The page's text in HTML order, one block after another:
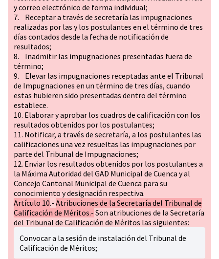
y correo electrónico de forma individual;
7. Receptar a través de secretaría las impugnaciones
realizadas por las y los postulantes en el término de tres
días contados desde la fecha de notificación de
resultados;
8. Inadmitir las impugnaciones presentadas fuera de
término;
9. Elevar las impugnaciones receptadas ante el Tribunal
de Impugnaciones en un término de tres días, cuando
estas hubieren sido presentadas dentro del término
establece.
10. Elaborar y aprobar los cuadros de calificación con los
resultados obtenidos por los postulantes;
11. Notificar, a través de secretaría, a los postulantes las
calificaciones una vez resueltas las impugnaciones por
parte del Tribunal de Impugnaciones;
12. Enviar los resultados obtenidos por los postulantes a
la Máxima Autoridad del GAD Municipal de Cuenca y al
Concejo Cantonal Municipal de Cuenca para su
conocimiento y designación respectiva.
Artículo 10.- Atribuciones de la Secretaría del Tribunal de
Calificación de Méritos.- Son atribuciones de la Secretaría
del Tribunal de Calificación de Méritos las siguientes:
Convocar a la sesión de instalación del Tribunal de
Calificación de Méritos;